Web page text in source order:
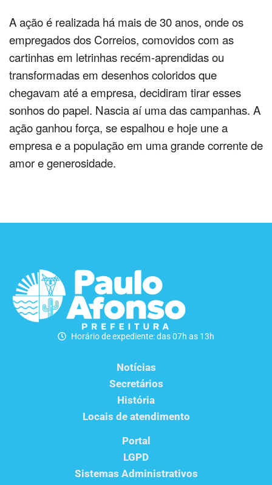
A ação é realizada há mais de 30 anos, onde os
empregados dos Correios, comovidos com as
cartinhas em letrinhas recém-aprendidas ou
transformadas em desenhos coloridos que
chegavam até a empresa, decidiram tirar esses
sonhos do papel. Nascia aí uma das campanhas. A
ação ganhou força, se espalhou e hoje une a
empresa e a população em uma grande corrente de
amor e generosidade.
Horário de expediente: das 07h as 13h
Notícias
Secretários
História
Locais de atendimento
Portal
LGPD
Sistemas Administrativos